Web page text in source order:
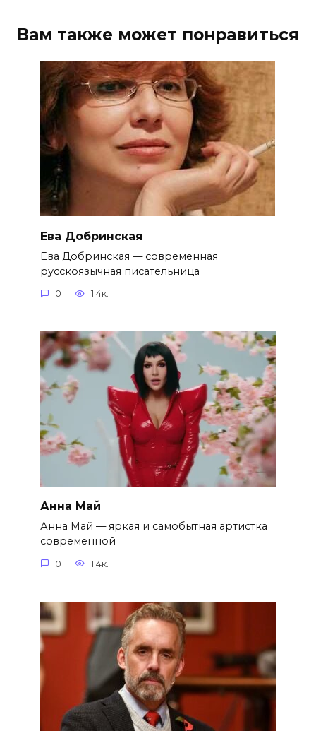
Вам также может понравиться
Ева Добринская
Ева Добринская — современная
русскоязычная писательница
0 1.4к.
Анна Май
Анна Май — яркая и самобытная артистка
современной
0 1.4к.